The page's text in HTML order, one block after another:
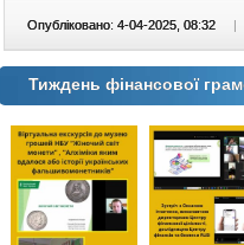
Опубліковано: 4-04-2025, 08:32 |
Тиждень фінансової